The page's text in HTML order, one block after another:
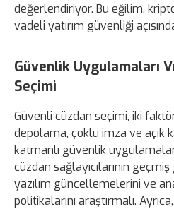
değerlendiriyor. Bu eğilim,
vadeli yatırım güvenliği
Güvenlik Uygulamaları
Seçimi
Güvenli cüzdan seçimi, iki
depolama, çoklu imza ve açık
katmanlı güvenlik
cüzdan sağlayıcılarının
yazılım güncellemelerini ve
politikalarını araştırmalı.